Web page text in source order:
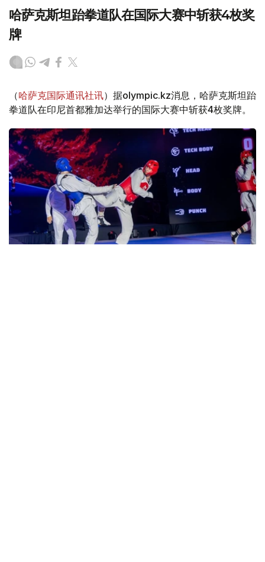
哈萨克斯坦跆拳道队在国际大赛中斩获4枚奖
牌
（哈萨克国际通讯社讯）据olympic.kz消息，哈萨克斯坦跆
拳道队在印尼首都雅加达举行的国际大赛中斩获4枚奖牌。